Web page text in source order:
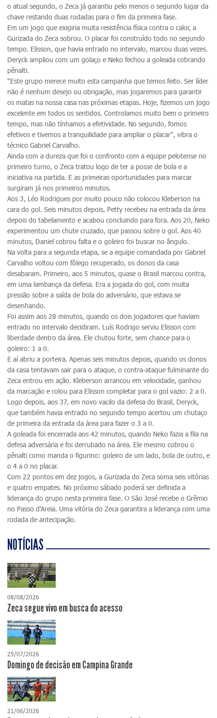
o atual segundo, o Zeca já garantiu pelo menos o segundo lugar da
chave restando duas rodadas para o fim da primeira fase.
Em um jogo que exigiria muita resistência física contra o calor, a
Gurizada do Zeca sobrou. O placar foi construído todo no segundo
tempo. Elisson, que havia entrado no intervalo, marcou duas vezes.
Deryck ampliou com um golaço e Neko fechou a goleada cobrando
pênalti.
"Este grupo merece muito esta campanha que temos feito. Ser líder
não é nenhum desejo ou obrigação, mas jogaremos para garantir
os matas na nossa casa nas próximas etapas. Hoje, fizemos um jogo
excelente em todos os sentidos. Controlamos muito bem o primeiro
tempo, mas não tínhamos a efetividade. No segundo, fomos
efetivos e tivemos a tranquilidade para ampliar o placar", vibra o
técnico Gabriel Carvalho.
Ainda com a dureza que foi o confronto com a equipe pelotense no
primeiro turno, o Zeca tratou logo de ter a posse de bola e a
iniciativa na partida. E as primeiras oportunidades para marcar
surgiram já nos primeiros minutos.
Aos 3, Léo Rodrigues por muito pouco não colocou Kleberson na
cara do gol. Seis minutos depois, Petty recebeu na entrada da área
depois do tabelamento e acabou concluindo para fora. Aos 20, Neko
experimentou um chute cruzado, que passou sobre o gol. Aos 40
minutos, Daniel cobrou falta e o goleiro foi buscar no ângulo.
Na volta para a segunda etapa, se a equipe comandada por Gabriel
Carvalho voltou com fôlego recuperado, os donos da casa
desabaram. Primeiro, aos 5 minutos, quase o Brasil marcou contra,
em uma lambança da defesa. Era a jogada do gol, com muita
pressão sobre a saída de bola do adversário, que estava se
desenhando.
Foi assim aos 28 minutos, quando os dois jogadores que haviam
entrado no intervalo decidiram. Luís Rodrigo serviu Elisson com
liberdade dentro da área. Ele chutou forte, sem chance para o
goleiro: 1 a 0.
E aí abriu a porteira. Apenas seis minutos depois, quando os donos
da casa tentavam sair para o ataque, o contra-ataque fulminante do
Zeca entrou em ação. Kleberson arrancou em velocidade, ganhou
da marcação e rolou para Elisson completar para o gol vazio: 2 a 0.
Logo depois, aos 37, em novo vacilo da defesa do Brasil, Deryck,
que também havia entrado no segundo tempo acertou um chutaço
de primeira da entrada da área para fazer o 3 a 0.
A goleada foi encerrada aos 42 minutos, quando Neko fazia a fila na
defesa adversária e foi derrubado na área. Ele mesmo cobrou o
pênalti como manda o figurino: goleiro de um lado, bola de outro, e
o 4 a 0 no placar.
Com 22 pontos em dez jogos, a Gurizada do Zeca soma seis vitórias
e quatro empates. No próximo sábado poderá ser definida a
liderança do grupo nesta primeira fase. O São José recebe o Grêmio
no Passo d'Areia. Uma vitória do Zeca garantira a liderança com uma
rodada de antecipação.
NOTÍCIAS
08/08/2026
Zeca segue vivo em busca do acesso
25/07/2026
Domingo de decisão em Campina Grande
21/06/2026